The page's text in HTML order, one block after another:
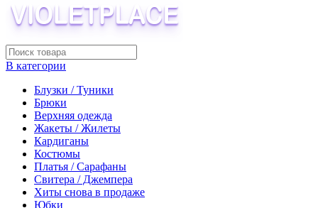
В категории
Блузки / Туники
Брюки
Верхняя одежда
Жакеты / Жилеты
Кардиганы
Костюмы
Платья / Сарафаны
Свитера / Джемпера
Хиты снова в продаже
Юбки